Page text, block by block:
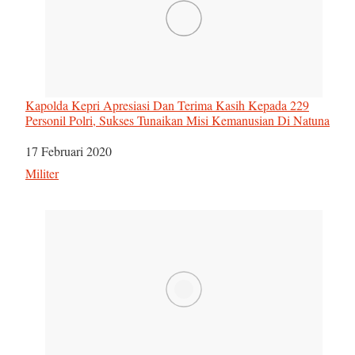
Kapolda Kepri Apresiasi Dan Terima Kasih Kepada 229
Personil Polri, Sukses Tunaikan Misi Kemanusian Di Natuna
Tanggal
17 Februari 2020
Sehubungan dengan
Militer